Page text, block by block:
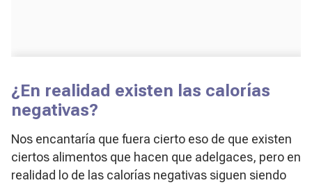
¿En realidad existen las calorías
negativas?
Nos encantaría que fuera cierto eso de que existen
ciertos alimentos que hacen que adelgaces, pero en
realidad lo de las calorías negativas siguen siendo